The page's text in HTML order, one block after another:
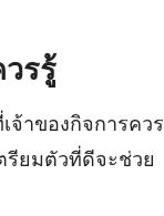
รรู้
จ้าของกิจการควร
รียมตัวที่ดีจะช่วย